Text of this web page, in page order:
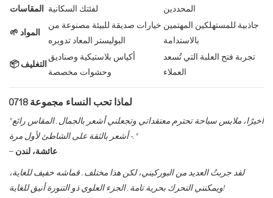
المقاسات لفئتك السكانية
المحددين
🌱 المواد
خيارات صديقة للبيئة مصنوعة من
البوليستر المعاد تدويره
جاذبية للمستهلكين المهتمين
بالاستدامة
📦 التغليف
أكياس بلاستيكية وصناديق
وحشوات مخصصة
تجربة فتح العلبة التي تُسعد
العملاء
لماذا تحب النساء مجموعة 0718
"أخيرًا، ملابس سباحة تحترم معتقداتي وتجعلني أشعر بالجمال. المقاس رائع
- أشعر بالثقة على الشاطئ لأول مرة."
– عائشة، لندن
لقد جربتُ العديد من البوركيني، لكن هذا مختلف. قماشه خفيف للغاية،
ويمكنني التحرك بحرية تامة. الجزء العلوي ذو التنورة أنيق للغاية!